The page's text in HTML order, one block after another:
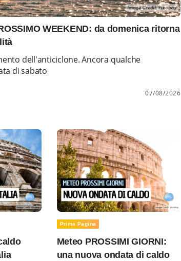
WEEKEND: da domenica ritorna
dell'anticiclone. Ancora qualche
di sabato
07/08/2026
Prima Pagina
Meteo PROSSIMI GIORNI:
una nuova ondata di caldo